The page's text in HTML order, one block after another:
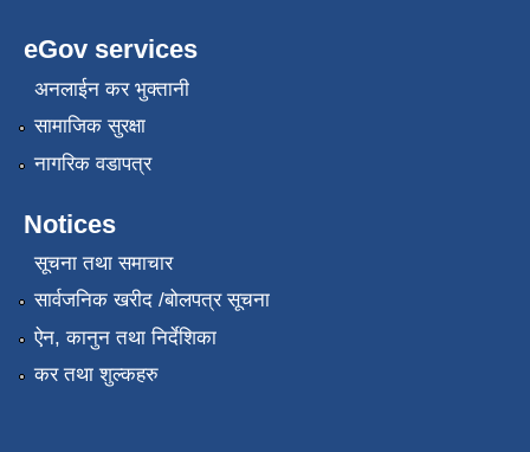
eGov services
अनलाईन कर भुक्तानी
सामाजिक सुरक्षा
नागरिक वडापत्र
Notices
सूचना तथा समाचार
सार्वजनिक खरीद /बोलपत्र सूचना
ऐन, कानुन तथा निर्देशिका
कर तथा शुल्कहरु